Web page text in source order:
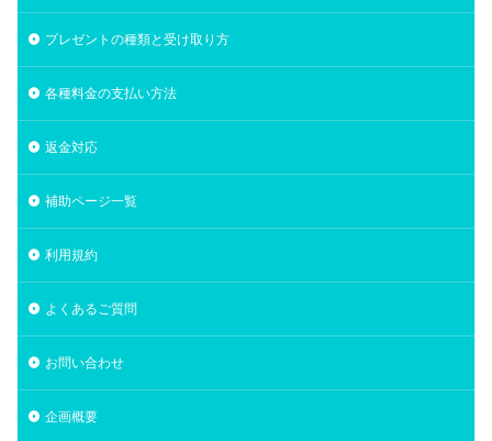
プレゼントの種類と受け取り方
各種料金の支払い方法
返金対応
補助ページ一覧
利用規約
よくあるご質問
お問い合わせ
企画概要